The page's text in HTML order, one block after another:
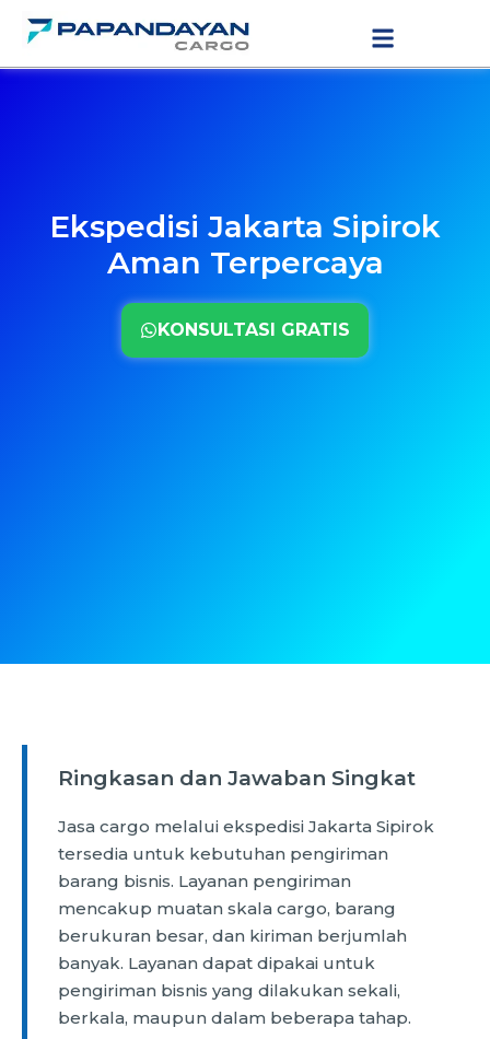
Lewati
konten
Ekspedisi Jakarta Sipirok
Aman Terpercaya
KONSULTASI GRATIS
Ringkasan dan Jawaban Singkat
Jasa cargo melalui ekspedisi Jakarta Sipirok
tersedia untuk kebutuhan pengiriman
barang bisnis. Layanan pengiriman
mencakup muatan skala cargo, barang
berukuran besar, dan kiriman berjumlah
banyak. Layanan dapat dipakai untuk
pengiriman bisnis yang dilakukan sekali,
berkala, maupun dalam beberapa tahap.